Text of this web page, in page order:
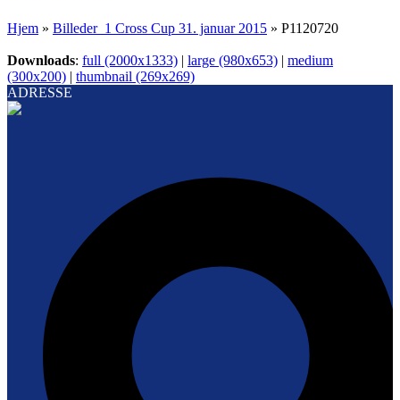
Hjem » Billeder_1 Cross Cup 31. januar 2015 » P1120720
Downloads: full (2000x1333) | large (980x653) | medium
(300x200) | thumbnail (269x269)
ADRESSE